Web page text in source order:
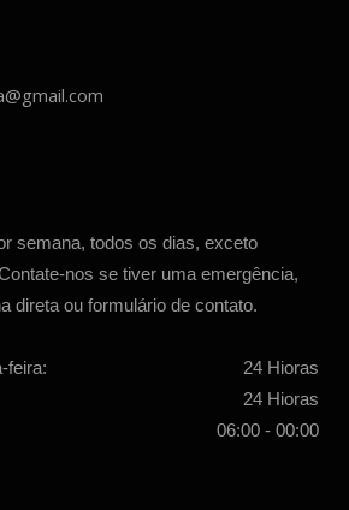
semana, todos os dias, exceto
nos se tiver uma emergência,
direta ou formulário de contato.
feira:
24 Hioras
24 Hioras
06:00 - 00:00